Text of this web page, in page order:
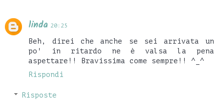
linda 20:25
Beh, direi che anche se sei arrivata un
po' in ritardo ne è valsa la pena
aspettare!! Bravissima come sempre!! ^_^
Rispondi
Risposte